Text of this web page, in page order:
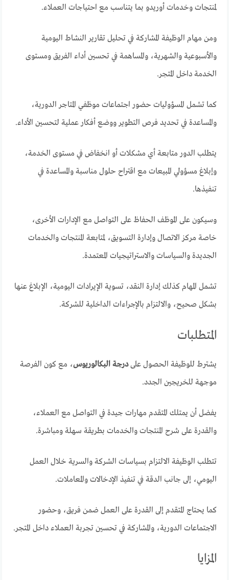
لمنتجات وخدمات أوريدو بما يتناسب مع احتياجات العملاء.
ومن مهام الوظيفة المشاركة في تحليل تقارير النشاط اليومية
والأسبوعية والشهرية، والمساهمة في تحسين أداء الفريق ومستوى
الخدمة داخل المتجر.
كما تشمل المسؤوليات حضور اجتماعات موظفي المتاجر الدورية،
والمساعدة في تحديد فرص التطوير ووضع أفكار عملية لتحسين الأداء.
يتطلب الدور متابعة أي مشكلات أو انخفاض في مستوى الخدمة،
وإبلاغ مسؤولي المبيعات مع اقتراح حلول مناسبة والمساعدة في
تنفيذها.
وسيكون على الموظف الحفاظ على التواصل مع الإدارات الأخرى،
خاصة مركز الاتصال وإدارة التسويق، لمتابعة المنتجات والخدمات
الجديدة والسياسات والاستراتيجيات المعتمدة.
تشمل المهام كذلك إدارة النقد، تسوية الإيرادات اليومية، الإبلاغ عنها
بشكل صحيح، والالتزام بالإجراءات الداخلية للشركة.
المتطلبات
يشترط للوظيفة الحصول علىدرجة البكالوريوس، مع كون الفرصة
موجهة للخريجين الجدد.
يفضل أن يمتلك المتقدم مهارات جيدة في التواصل مع العملاء،
والقدرة على شرح المنتجات والخدمات بطريقة سهلة ومباشرة.
تتطلب الوظيفة الالتزام بسياسات الشركة والسرية خلال العمل
اليومي، إلى جانب الدقة في تنفيذ الإدخالات والمعاملات.
كما يحتاج المتقدم إلى القدرة على العمل ضمن فريق، وحضور
الاجتماعات الدورية، والمشاركة في تحسين تجربة العملاء داخل المتجر.
المزايا